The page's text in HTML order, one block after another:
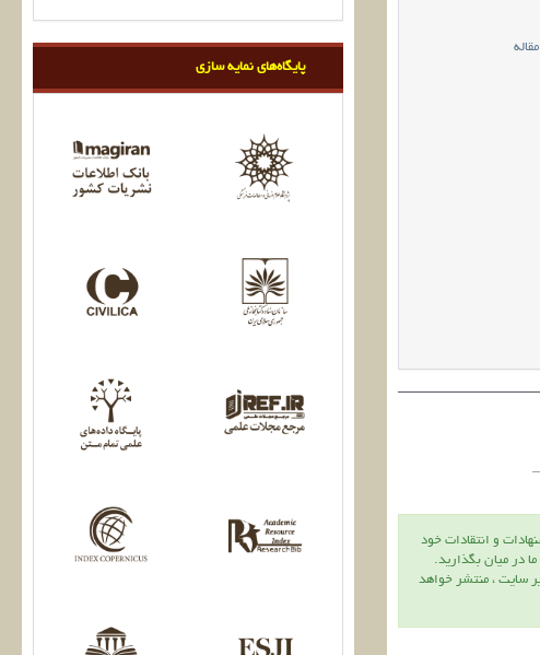
و انتقادات خود
در ميان بگذاريد.
سايت ، منتشر خواهد
پایگاه‌های نمایه سازی